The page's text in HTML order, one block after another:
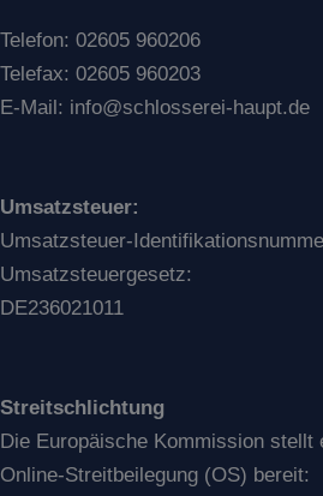
Telefon: 02605 960206
Telefax: 02605 960203
E-Mail: info@schlosserei-haupt.de
Umsatzsteuer:
Umsatzsteuer-
Umsatzsteuergesetz:
DE236021011
Streitschlichtung
Die Europäische Kommission stellt
Online-Streitbeilegung (OS) bereit: